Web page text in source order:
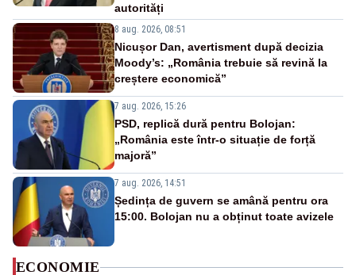
autorități
8 aug. 2026, 08:51
Nicușor Dan, avertisment după decizia
Moody’s: „România trebuie să revină la
creștere economică”
7 aug. 2026, 15:26
PSD, replică dură pentru Bolojan:
„România este într-o situație de forță
majoră”
7 aug. 2026, 14:51
Ședința de guvern se amână pentru ora
15:00. Bolojan nu a obținut toate avizele
ECONOMIE